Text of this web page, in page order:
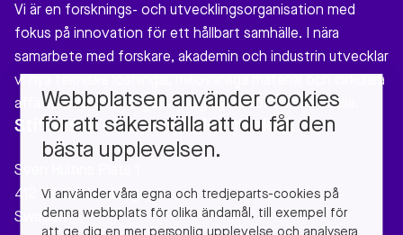
Vi är en forsknings- och utvecklingsorganisation med
fokus på innovation för ett hållbart samhälle. I nära
samarbete med forskare, akademin och industrin utvecklar
vi nya tekniska lösningar, miljövänliga material och cirkulära
affärsmodeller som gör verklig nytta för vårt samhälle.
Stiftelsen Chalmers Industriteknik
Sven Hultins Plats 1
412 58 Gothenburg
Sweden
Webbplatsen använder cookies
för att säkerställa att du får den
bästa upplevelsen.
Vi använder våra egna och tredjeparts-cookies på
denna webbplats för olika ändamål, till exempel för
att ge dig en mer personlig upplevelse och analysera